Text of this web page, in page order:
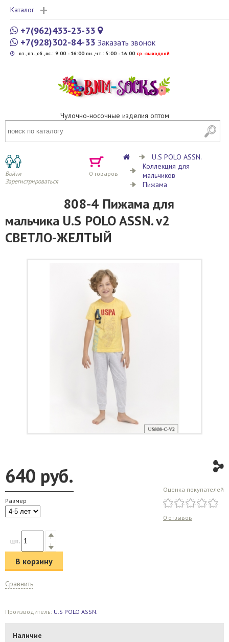
Каталог
+7(962)433-23-33
+7(928)302-84-33 Заказать звонок
вт.,пт.,сб.,вс.: 9:00 - 16:00 пн.,чт.: 5:00 - 16:00 cр.-выходной
Чулочно-носочные изделия оптом
Войти
Зарегистрироваться
0 товаров
U.S POLO ASSN.
Коллекция для
мальчиков
Пижама
808-4 Пижама для
мальчика U.S POLO ASSN. v2
СВЕТЛО-ЖЕЛТЫЙ
640 руб.
Размер
Оценка покупателей
0 отзывов
шт.
В корзину
Сравнить
Производитель: U.S POLO ASSN.
Наличие